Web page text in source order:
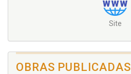
Site
OBRAS PUBLICADAS